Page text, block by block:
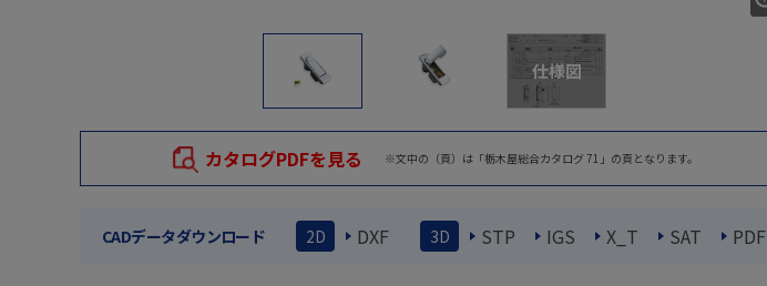
仕様図
カタログPDFを見る ※文中の（頁）は「栃木屋総合カタログ 71」の頁となります。
CADデータダウンロード 2D DXF 3D STP IGS X_T SAT PDF